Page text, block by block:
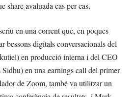
share avaluada cas per cas.
en una corrent que, en poques
bessons digitals conversacionals del
en producció interna i del CEO
en una earnings call del primer
de Zoom, també va utilitzar un